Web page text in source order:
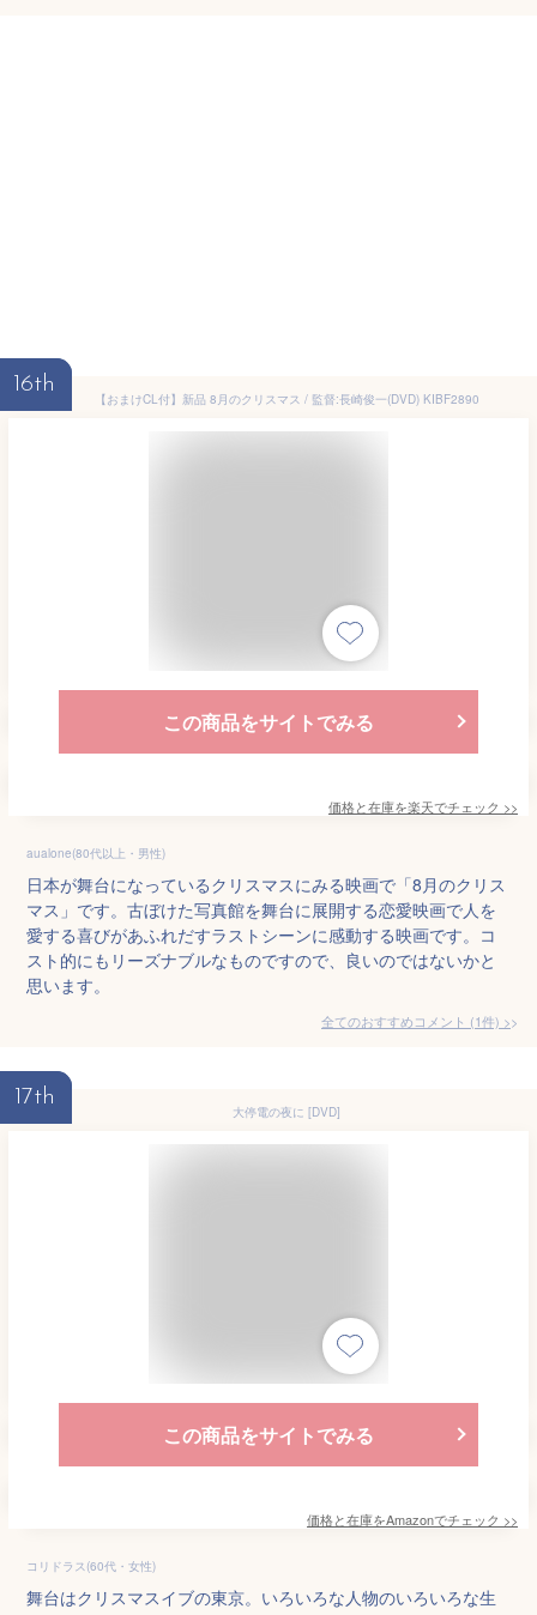
16th
【おまけCL付】新品 8月のクリスマス / 監督:長崎俊一(DVD) KIBF2890
この商品をサイトでみる
価格と在庫を楽天でチェック >>
aualone(80代以上・男性)
日本が舞台になっているクリスマスにみる映画で「8月のクリス
マス」です。古ぼけた写真館を舞台に展開する恋愛映画で人を
愛する喜びがあふれだすラストシーンに感動する映画です。コ
スト的にもリーズナブルなものですので、良いのではないかと
思います。
全てのおすすめコメント (1件) >
17th
大停電の夜に [DVD]
この商品をサイトでみる
価格と在庫をAmazonでチェック >>
コリドラス(60代・女性)
舞台はクリスマスイブの東京。いろいろな人物のいろいろな生